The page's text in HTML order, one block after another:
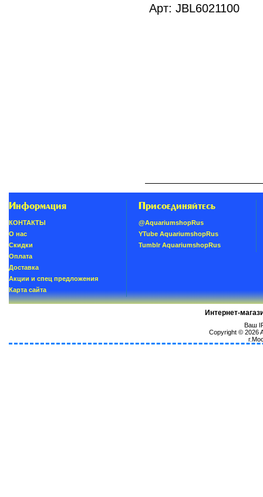
Арт: JBL6021100
Информация
КОНТАКТЫ
О нас
Скидки
Oплатa
Доставка
Акции и спец предложения
Карта сайта
Присоединяйтесь
@AquariumshopRus
YTube AquariumshopRus
Tumblr AquariumshopRus
Интернет-
Ваш
Copyright © 2026